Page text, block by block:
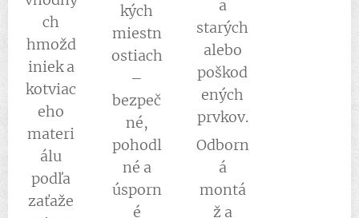
ch
hmožd
iniek a
kotviac
eho
materi
álu
podľa
zaťaže
kých
miestn
ostiach
–
bezpeč
né,
pohodl
né a
úsporn
é
a
starých
alebo
poškod
ených
prvkov.
Odborn
á
montá
ž a